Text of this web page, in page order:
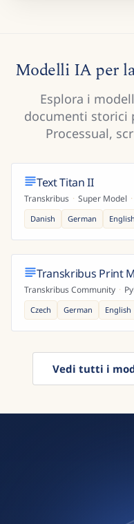
Modelli IA per
Esplora i
documenti storici
Processual,
Text Titan II
Transkribus · Super Model ·
Danish German English
Transkribus Print
Transkribus Community ·
Czech German English
Vedi tutti i